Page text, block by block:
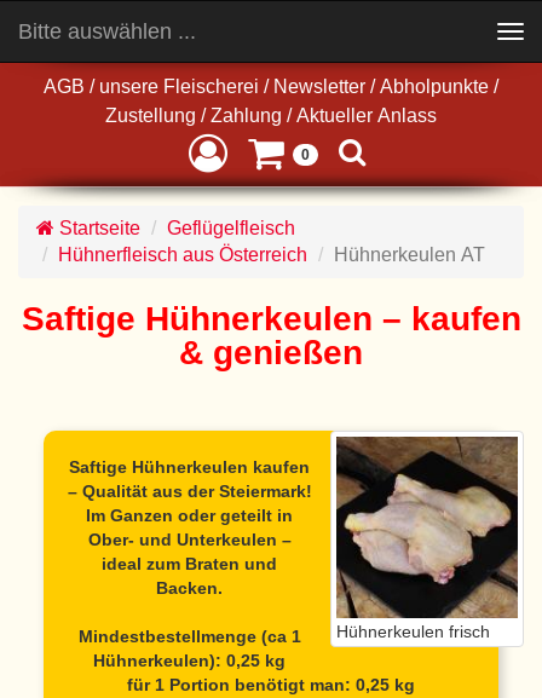
AGB / unsere Fleischerei / Newsletter / Abholpunkte /
Zustellung / Zahlung / Aktueller Anlass
0
Bitte auswählen ...
navigation
Startseite
Geflügelfleisch
Hühnerfleisch aus Österreich
Hühnerkeulen AT
Saftige Hühnerkeulen – kaufen
& genießen
Hühnerkeulen frisch
Saftige Hühnerkeulen kaufen
– Qualität aus der Steiermark!
Im Ganzen oder geteilt in
Ober- und Unterkeulen –
ideal zum Braten und
Backen.
Mindestbestellmenge (ca 1
Hühnerkeulen): 0,25 kg
für 1 Portion benötigt man: 0,25 kg